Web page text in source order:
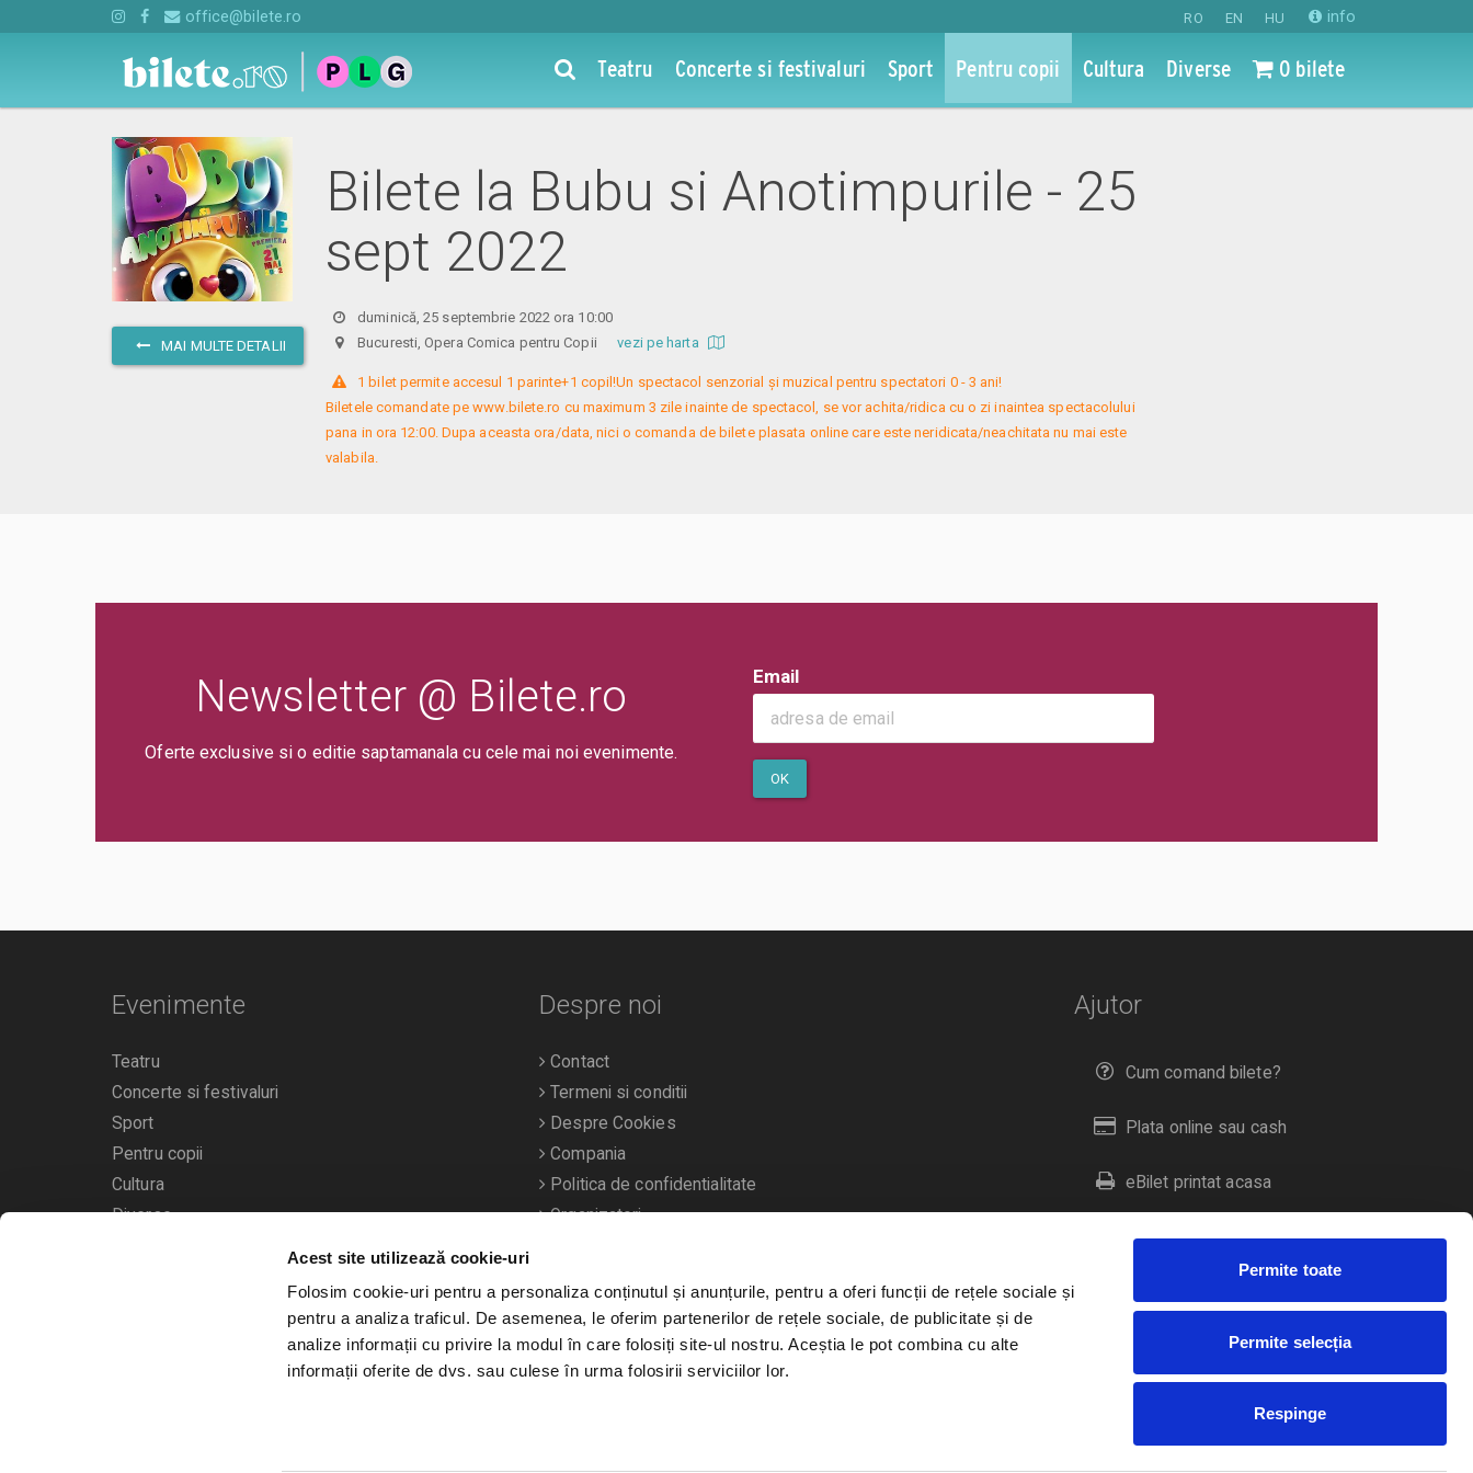
Acest site utilizează cookie-uri
Folosim cookie-uri pentru a personaliza conținutul și anunțurile, pentru a oferi funcții de rețele sociale și
pentru a analiza traficul. De asemenea, le oferim partenerilor de rețele sociale, de publicitate și de
analize informații cu privire la modul în care folosiți site-ul nostru. Aceștia le pot combina cu alte
informații oferite de dvs. sau culese în urma folosirii serviciilor lor.
Permite toate
Permite selecția
Respinge
RO EN HU info
office@bilete.ro
Teatru Concerte si festivaluri Sport Pentru copii Cultura Diverse 0 bilete
MAI MULTE DETALII
Bilete la Bubu si Anotimpurile - 25
sept 2022
duminică, 25 septembrie 2022 ora 10:00
Bucuresti, Opera Comica pentru Copiivezi pe harta
1 bilet permite accesul 1 parinte+1 copil!Un spectacol senzorial și muzical pentru spectatori 0 - 3 ani!
Biletele comandate pe www.bilete.ro cu maximum 3 zile inainte de spectacol, se vor achita/ridica cu o zi inaintea spectacolului
pana in ora 12:00. Dupa aceasta ora/data, nici o comanda de bilete plasata online care este neridicata/neachitata nu mai este
valabila.
Newsletter @ Bilete.ro
Oferte exclusive si o editie saptamanala cu cele mai noi evenimente.
Email
OK
Ajutor
Cum comand bilete?
Plata online sau cash
eBilet printat acasa
Livrare prin curier
Duplicare bilete
Evenimente
Teatru
Concerte si festivaluri
Sport
Pentru copii
Cultura
Diverse
Calendarul evenimentelor
Despre noi
Contact
Termeni si conditii
Despre Cookies
Compania
Politica de confidentialitate
Organizatori